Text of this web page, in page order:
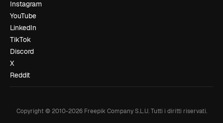
Instagram
YouTube
LinkedIn
TikTok
Discord
X
Reddit
Copyright © 2010-2026Freepik Company S.L.U. Tutti i diritti riservati.